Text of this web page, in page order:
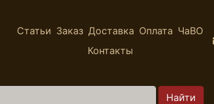
Статьи Заказ Доставка Оплата ЧаВО
Контакты